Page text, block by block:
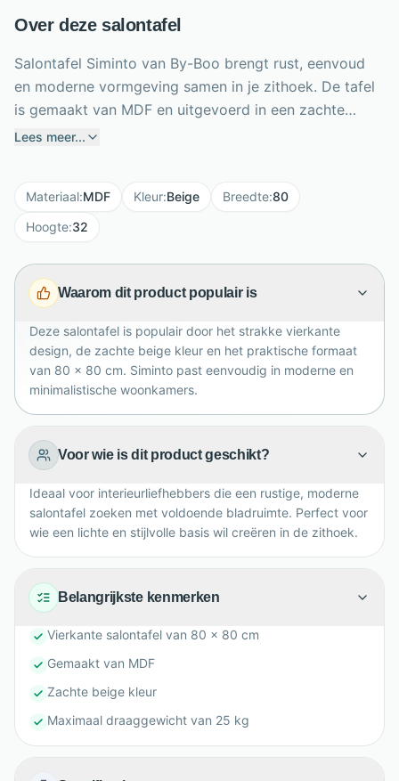
Over deze salontafel
Salontafel Siminto van By-Boo brengt rust, eenvoud
en moderne vormgeving samen in je zithoek. De tafel
is gemaakt van MDF en uitgevoerd in een zachte
beige kleur, waardoor hij makkelijk combineert met
voldoende ruimte voor woonaccessoires,
koffietafelboeken, drankjes of een sfeervolle schaal.
uitstraling naast de bank. Dankzij het vierkante
ontwerp oogt de tafel krachtig en evenwichtig. Een
en een rustige moderne basis.
Lees meer...
Materiaal:MDF Kleur:Beige Breedte:80
Hoogte:32
Waarom dit product populair is
Deze salontafel is populair door het strakke vierkante
design, de zachte beige kleur en het praktische formaat
van 80 x 80 cm. Siminto past eenvoudig in moderne en
minimalistische woonkamers.
Voor wie is dit product geschikt?
Ideaal voor interieurliefhebbers die een rustige, moderne
salontafel zoeken met voldoende bladruimte. Perfect voor
wie een lichte en stijlvolle basis wil creëren in de zithoek.
Belangrijkste kenmerken
Vierkante salontafel van 80 x 80 cm
Gemaakt van MDF
Zachte beige kleur
Maximaal draaggewicht van 25 kg